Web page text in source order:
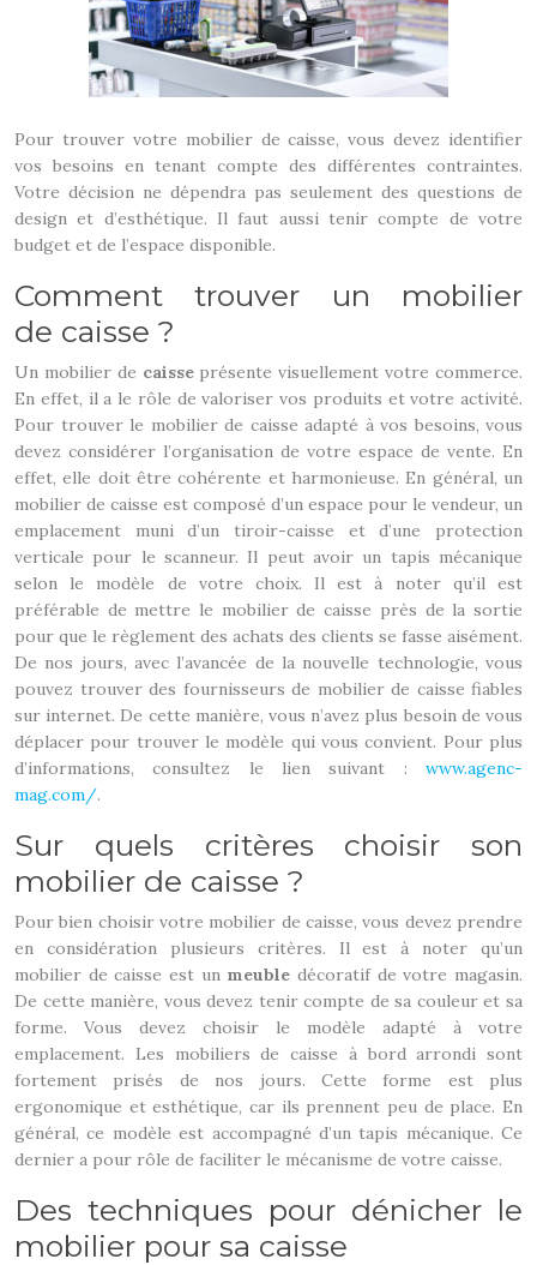
Pour trouver votre mobilier de caisse, vous devez identifier
vos besoins en tenant compte des différentes contraintes.
Votre décision ne dépendra pas seulement des questions de
design et d’esthétique. Il faut aussi tenir compte de votre
budget et de l’espace disponible.
Comment trouver un mobilier
de caisse ?
Un mobilier de caisseprésente visuellement votre commerce.
En effet, il a le rôle de valoriser vos produits et votre activité.
Pour trouver le mobilier de caisse adapté à vos besoins, vous
devez considérer l’organisation de votre espace de vente. En
effet, elle doit être cohérente et harmonieuse. En général, un
mobilier de caisse est composé d’un espace pour le vendeur, un
emplacement muni d’un tiroir-caisse et d’une protection
verticale pour le scanneur. Il peut avoir un tapis mécanique
selon le modèle de votre choix. Il est à noter qu’il est
préférable de mettre le mobilier de caisse près de la sortie
pour que le règlement des achats des clients se fasse aisément.
De nos jours, avec l’avancée de la nouvelle technologie, vous
pouvez trouver des fournisseurs de mobilier de caisse fiables
sur internet. De cette manière, vous n’avez plus besoin de vous
déplacer pour trouver le modèle qui vous convient. Pour plus
d’informations, consultez le lien suivant : www.agenc-
mag.com/.
Sur quels critères choisir son
mobilier de caisse ?
Pour bien choisir votre mobilier de caisse, vous devez prendre
en considération plusieurs critères. Il est à noter qu’un
mobilier de caisse est un meubledécoratif de votre magasin.
De cette manière, vous devez tenir compte de sa couleur et sa
forme. Vous devez choisir le modèle adapté à votre
emplacement. Les mobiliers de caisse à bord arrondi sont
fortement prisés de nos jours. Cette forme est plus
ergonomique et esthétique, car ils prennent peu de place. En
général, ce modèle est accompagné d’un tapis mécanique. Ce
dernier a pour rôle de faciliter le mécanisme de votre caisse.
Des techniques pour dénicher le
mobilier pour sa caisse